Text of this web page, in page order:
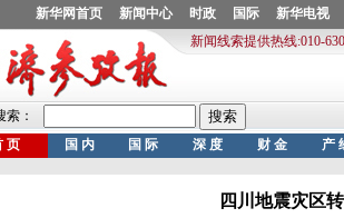
四川地震灾区